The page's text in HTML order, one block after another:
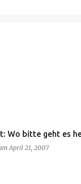
Wo bitte geht es
April 21, 2007